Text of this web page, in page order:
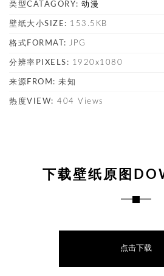
类型CATAGORY: 动漫
壁纸大小SIZE: 153.5KB
格式FORMAT: JPG
分辨率PIXELS: 1920x1080
来源FROM: 未知
热度VIEW: 404 Views
下载壁纸原图
点击下载